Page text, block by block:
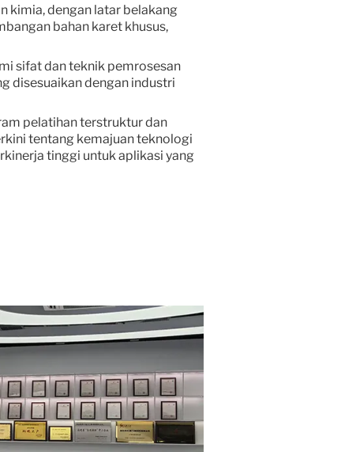
kimia, dengan latar belakang
bahan karet khusus,
sifat dan teknik pemrosesan
disesuaikan dengan industri
pelatihan terstruktur dan
tentang kemajuan teknologi
tinggi untuk aplikasi yang